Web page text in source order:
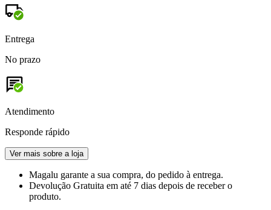
Entrega
No prazo
Atendimento
Responde rápido
Ver mais sobre a loja
Magalu garante a sua compra, do pedido à entrega.
Devolução Gratuita em até 7 dias depois de receber o
produto.